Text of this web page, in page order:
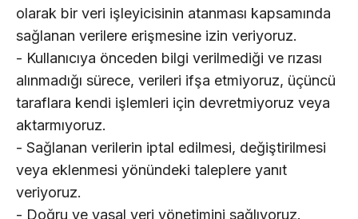
olarak bir veri işleyicisinin atanması kapsamında
sağlanan verilere erişmesine izin veriyoruz.
- Kullanıcıya önceden bilgi verilmediği ve rızası
alınmadığı sürece, verileri ifşa etmiyoruz, üçüncü
taraflara kendi işlemleri için devretmiyoruz veya
aktarmıyoruz.
- Sağlanan verilerin iptal edilmesi, değiştirilmesi
veya eklenmesi yönündeki taleplere yanıt
veriyoruz.
- Doğru ve yasal veri yönetimini sağlıyoruz.